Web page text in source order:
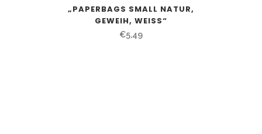
„PAPERBAGS SMALL NATUR,
GEWEIH, WEISS“
€5,49